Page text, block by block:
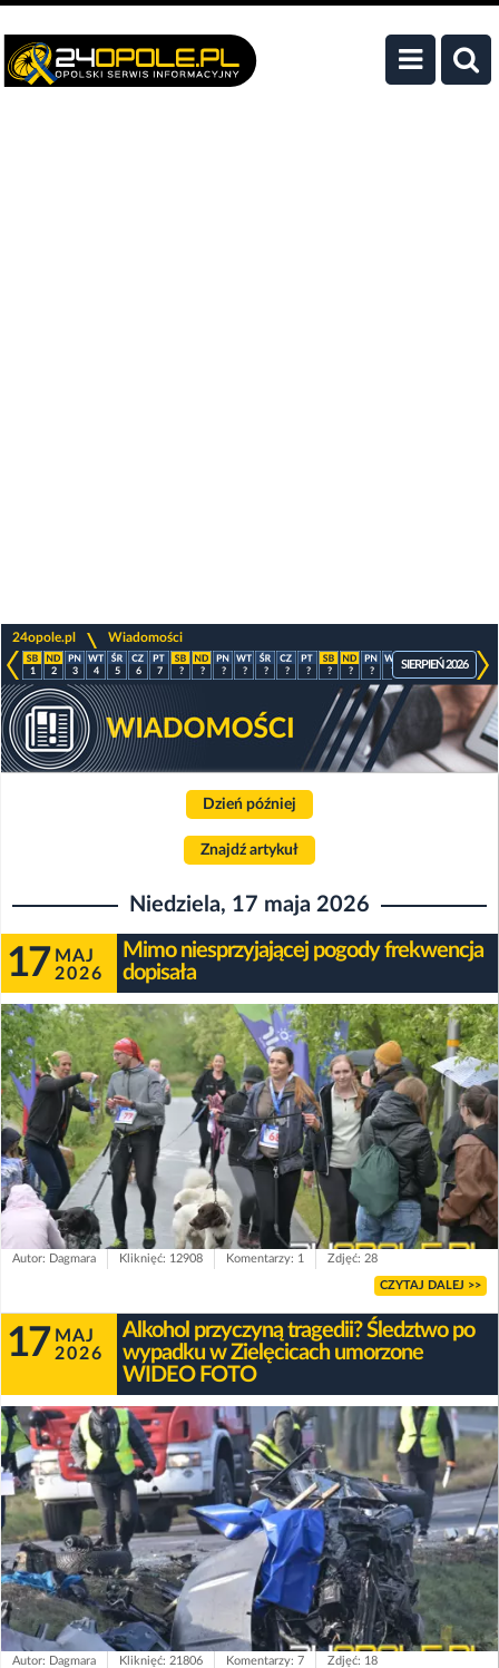
24opole.pl Wiadomości
1 2 3 4 5 6 7 ? ? ? ? ? ? ? ? ? ? ? ? ? ?
SIERPIEŃ 2026
Dzień później
Znajdź artykuł
Niedziela, 17 maja 2026
17 MAJ
2026
Mimo niesprzyjającej pogody frekwencja
dopisała
Autor: Dagmara Kliknięć: 12908 Komentarzy: 1 Zdjęć: 28
CZYTAJ DALEJ >>
17 MAJ
2026
Alkohol przyczyną tragedii? Śledztwo po
wypadku w Zielęcicach umorzone
WIDEO FOTO
Autor: Dagmara Kliknięć: 21806 Komentarzy: 7 Zdjęć: 18